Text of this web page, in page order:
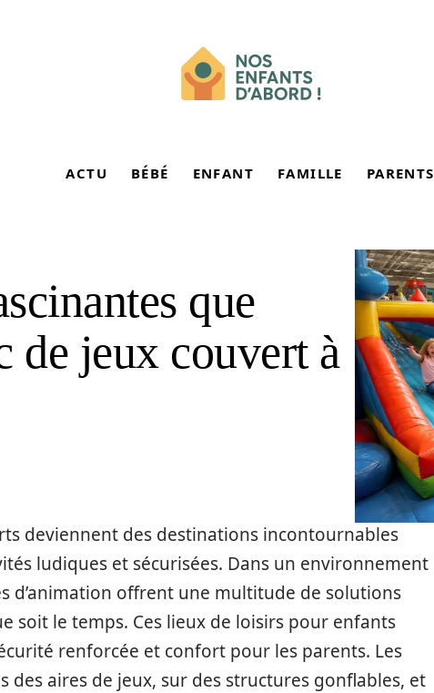
ACTU BÉBÉ ENFANT FAMILLE PARENTS
que
de jeux couvert à
deviennent des destinations incontournables
ludiques et sécurisées. Dans un environnement
d’animation offrent une multitude de solutions
soit le temps. Ces lieux de loisirs pour enfants
renforcée et confort pour les parents. Les
des aires de jeux, sur des structures gonflables, et